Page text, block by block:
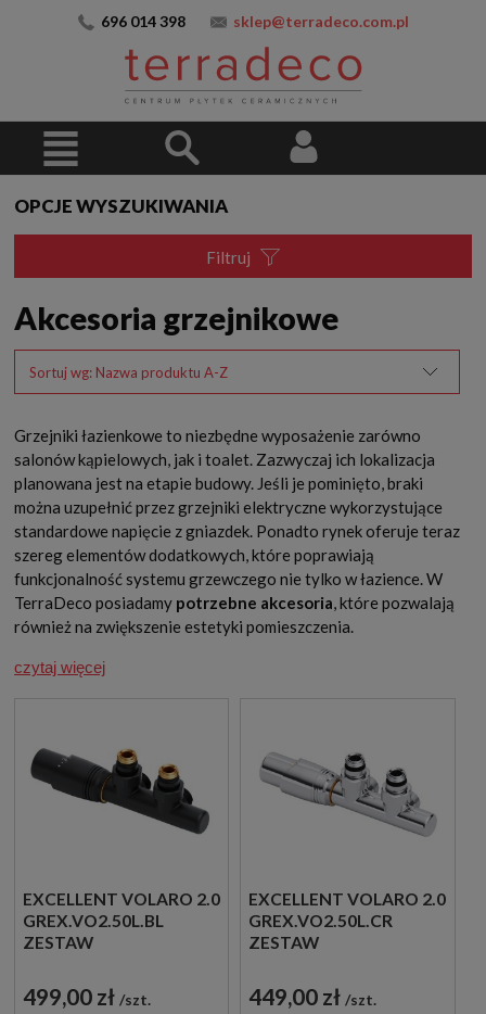
696 014 398 sklep@terradeco.com.pl
OPCJE WYSZUKIWANIA
Filtruj
Akcesoria grzejnikowe
Sortuj wg: Nazwa produktu A-Z
Grzejniki łazienkowe to niezbędne wyposażenie zarówno
salonów kąpielowych, jak i toalet. Zazwyczaj ich lokalizacja
planowana jest na etapie budowy. Jeśli je pominięto, braki
można uzupełnić przez grzejniki elektryczne wykorzystujące
standardowe napięcie z gniazdek. Ponadto rynek oferuje teraz
szereg elementów dodatkowych, które poprawiają
funkcjonalność systemu grzewczego nie tylko w łazience. W
TerraDeco posiadamy potrzebne akcesoria, które pozwalają
również na zwiększenie estetyki pomieszczenia.
czytaj więcej
EXCELLENT VOLARO 2.0
GREX.VO2.50L.BL
ZESTAW
ZINTEGROWANY LEWY
CZARNY
499,00 zł szt.
EXCELLENT VOLARO 2.0
GREX.VO2.50L.CR
ZESTAW
ZINTEGROWANY LEWY
CHROM
449,00 zł szt.